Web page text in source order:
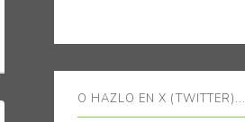
O HAZLO EN X (TWITTER)...